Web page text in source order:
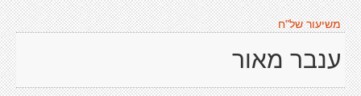
משיעור של"ח
ענבר מאור